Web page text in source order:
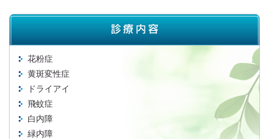
花粉症
黄斑変性症
ドライアイ
飛蚊症
白内障
緑内障